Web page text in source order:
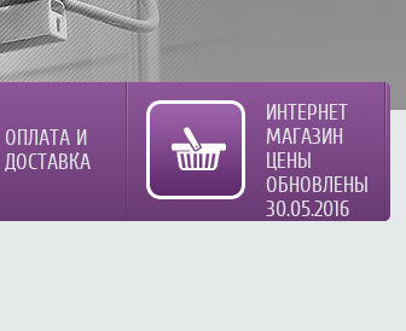
ОПЛАТА И
ДОСТАВКА
ИНТЕРНЕТ
МАГАЗИН
ЦЕНЫ
ОБНОВЛЕНЫ
30.05.2016